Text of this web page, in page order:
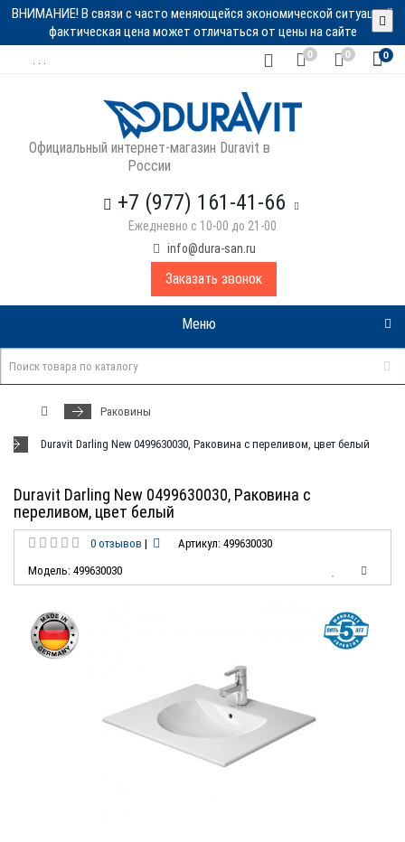
ВНИМАНИЕ! В связи с часто меняющейся экономической ситуацией
фактическая цена может отличаться от цены на сайте
0 0 0
Официальный интернет-магазин Duravit в
России
+7 (977) 161-41-66
Ежедневно с 10-00 до 21-00
info@dura-san.ru
Заказать звонок
Меню
Раковины
Duravit Darling New 0499630030, Раковина с переливом, цвет белый
Duravit Darling New 0499630030, Раковина с
переливом, цвет белый
0 отзывов |
Артикул: 499630030
Модель: 499630030